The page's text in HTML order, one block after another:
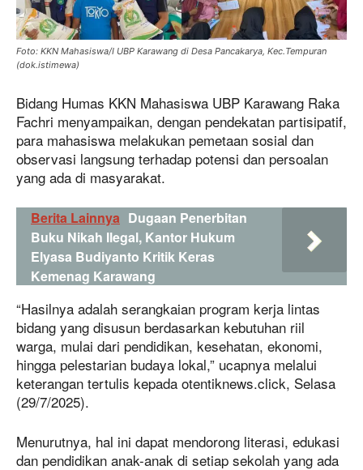
Foto: KKN Mahasiswa/I UBP Karawang di Desa Pancakarya, Kec.Tempuran
(dok.istimewa)
Bidang Humas KKN Mahasiswa UBP Karawang Raka
Fachri menyampaikan, dengan pendekatan partisipatif,
para mahasiswa melakukan pemetaan sosial dan
observasi langsung terhadap potensi dan persoalan
yang ada di masyarakat.
Berita Lainnya Dugaan Penerbitan
Buku Nikah Ilegal, Kantor Hukum
Elyasa Budiyanto Kritik Keras
Kemenag Karawang
“Hasilnya adalah serangkaian program kerja lintas
bidang yang disusun berdasarkan kebutuhan riil
warga, mulai dari pendidikan, kesehatan, ekonomi,
hingga pelestarian budaya lokal,” ucapnya melalui
keterangan tertulis kepada otentiknews.click, Selasa
(29/7/2025).
Menurutnya, hal ini dapat mendorong literasi, edukasi
dan pendidikan anak-anak di setiap sekolah yang ada